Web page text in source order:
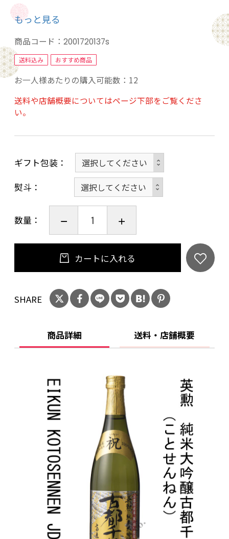
品目:日本酒 内容量:720ml 酒種:純米大吟醸酒 原
材料名:米(京都府産・祝)、米こうじ(京都府産
米・祝) 精米歩合:45% アルコール分:15度 味の特
徴:中口、普通 お奨めの飲み方:冷やして、室温で
2.英勲 純米吟醸 古都千年
商品名(かな):えいくん じゅんまいぎんじょう こ
とせんねん
祝) 精米歩合:55% アルコール分:15度 味の特徴:
甘口、やや濃醇 お奨めの飲み方:冷やして、室温
で、ぬるめの燗で
20歳未満の飲酒は法律で禁止されています。当
店は20歳未満の方への酒類の販売はいたしてお
わせ欄」に、生年月日を必ず入力してくださ
ことよりモール会員で生年月日登録済みの方
は、お問い合わせ欄への入力は不要です。
もっと見る
商品コード： 2001720137s
送料込み おすすめ商品
お一人様あたりの購入可能数：12
送料や店舗概要についてはページ下部をご覧くださ
い。
ギフト包装
熨斗
数量：
カートに入れる
SHARE
商品詳細 送料・店舗概要